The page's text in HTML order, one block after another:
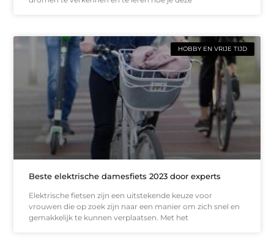
HOBBY EN VRIJE TIJD
Beste elektrische damesfiets 2023 door experts
Elektrische fietsen zijn een uitstekende keuze voor
vrouwen die op zoek zijn naar een manier om zich snel en
gemakkelijk te kunnen verplaatsen. Met het